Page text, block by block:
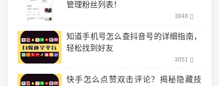
管理粉丝列表！
3848
知道手机号怎么查抖音号的详细指南，
轻松找到好友
3051
快手怎么点赞双击评论？揭秘隐藏技